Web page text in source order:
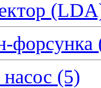
форсунка
(5)